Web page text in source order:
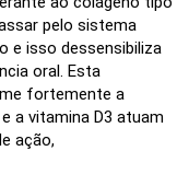
pelo sistema
e isso dessensibiliza
oral. Esta
fortemente a
a vitamina D3 atuam
ação,